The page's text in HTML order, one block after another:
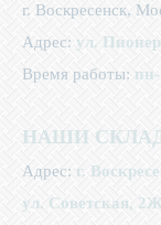
г. Воскресенск,
Адрес: ул.
Время работы:
НАШИ
Адрес: г.
ул. Советская, 2Ж